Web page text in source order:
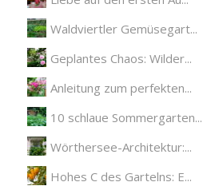
Waldviertler Gemüsegart...
Geplantes Chaos: Wilder...
Anleitung zum perfekten...
10 schlaue Sommergarten...
Wörthersee-Architektur:...
Hohes C des Gartelns: E...